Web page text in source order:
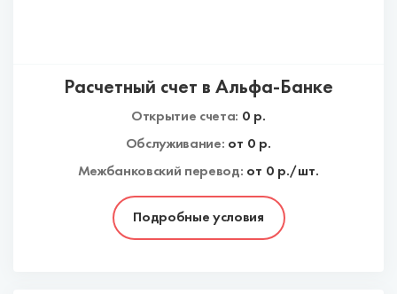
Подробные условия
Расчетный счет в Альфа-Банке
Открытие счета: 0 р.
Обслуживание: от 0 р.
Межбанковский перевод: от 0 р./шт.